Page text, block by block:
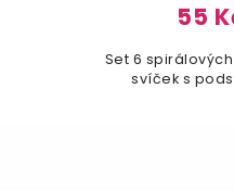
55
Set 6
svíček s